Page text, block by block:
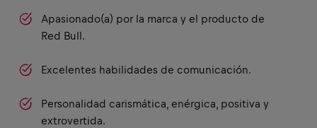
Apasionado(a) por la marca y el producto de
Red Bull.
Excelentes habilidades de comunicación.
Personalidad carismática, enérgica, positiva y
extrovertida.